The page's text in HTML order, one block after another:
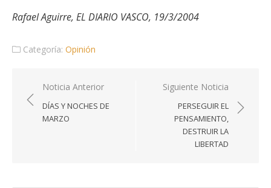
Rafael Aguirre, EL DIARIO VASCO, 19/3/2004
Categoría: Opinión
Navegación
de
entradas
Noticia Anterior
DÍAS Y NOCHES DE
MARZO
Siguiente Noticia
PERSEGUIR EL
PENSAMIENTO,
DESTRUIR LA
LIBERTAD